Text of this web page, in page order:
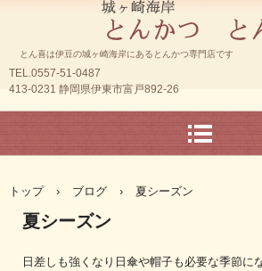
とん喜は伊豆の城ヶ崎海岸にあるとんかつ専門店です
TEL.0557-51-0487
413-0231 静岡県伊東市富戸892-26
トップ › ブログ › 夏シーズン
夏シーズン
日差しも強くなり日傘や帽子も必要な季節に